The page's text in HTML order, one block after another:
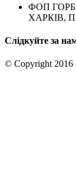
ФОП
ХАРКІВ,
Слідкуйте за
© Copyright 2016